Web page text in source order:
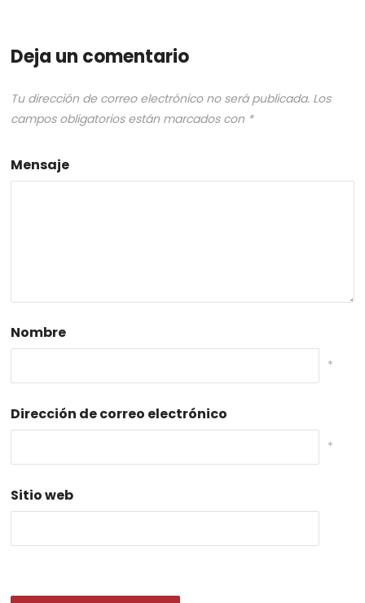
Deja un comentario
Tu dirección de correo electrónico no será publicada. Los
campos obligatorios están marcados con *
Mensaje
Nombre
*
Dirección de correo electrónico
*
Sitio web